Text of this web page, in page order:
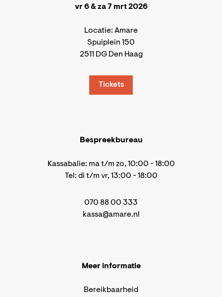
vr 6 & za 7 mrt 2026
Locatie: Amare
Spuiplein 150
2511 DG Den Haag
Tickets
Bespreekbureau
Kassabalie: ma t/m zo, 10:00 - 18:00
Tel: di t/m vr, 13:00 - 18:00
070 88 00 333
kassa@amare.nl
Meer informatie
Bereikbaarheid